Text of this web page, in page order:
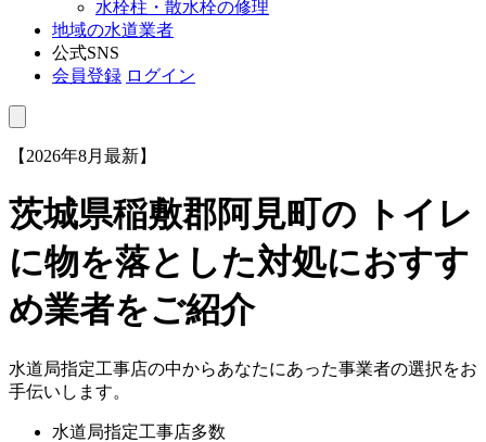
水栓柱・散水栓の修理
地域の水道業者
公式SNS
会員登録 ログイン
【2026年8月最新】
茨城県稲敷郡阿見町の トイレ
に物を落とした対処におすす
め業者をご紹介
水道局指定工事店の中からあなたにあった事業者の選択をお
手伝いします。
水道局指定工事店多数